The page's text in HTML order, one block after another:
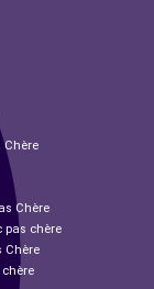
Chère
Chère
pas chère
Chère